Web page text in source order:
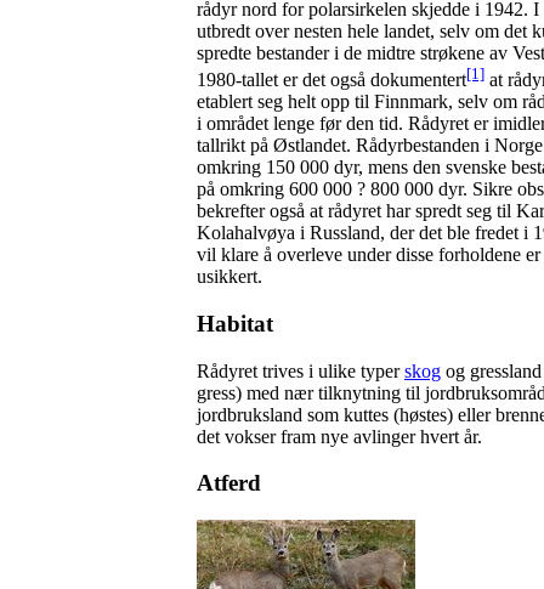
rådyr nord for polarsirkelen skjedde i 1942. I
utbredt over nesten hele landet, selv om det
spredte bestander i de midtre strøkene av
1980-tallet er det også dokumentert[1] at
etablert seg helt opp til Finnmark, selv om
i området lenge før den tid. Rådyret er
tallrikt på Østlandet. Rådyrbestanden i
omkring 150 000 dyr, mens den svenske
på omkring 600 000 ? 800 000 dyr. Sikre
bekrefter også at rådyret har spredt seg til
Kolahalvøya i Russland, der det ble fredet i
vil klare å overleve under disse forholdene
usikkert.
Habitat
Rådyret trives i ulike typerskog og
gress) med nær tilknytning til
jordbruksland som kuttes (høstes) eller
det vokser fram nye avlinger hvert år.
Atferd